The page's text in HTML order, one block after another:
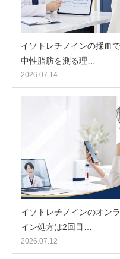
イソトレチノインの採血で
中性脂肪を測る理…
2026.07.14
イソトレチノインのオンラ
イン処方は2回目…
2026.07.12